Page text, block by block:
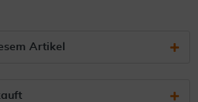
Artikel